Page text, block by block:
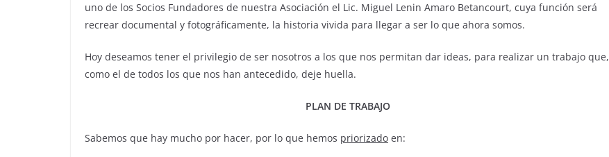
uno de los Socios Fundadores de nuestra Asociación el Lic. Miguel Lenin Amaro Betancourt, cuya función será
recrear documental y fotográficamente, la historia vivida para llegar a ser lo que ahora somos.
Hoy deseamos tener el privilegio de ser nosotros a los que nos permitan dar ideas, para realizar un trabajo que,
como el de todos los que nos han antecedido, deje huella.
PLAN DE TRABAJO
Sabemos que hay mucho por hacer, por lo que hemos priorizado en: